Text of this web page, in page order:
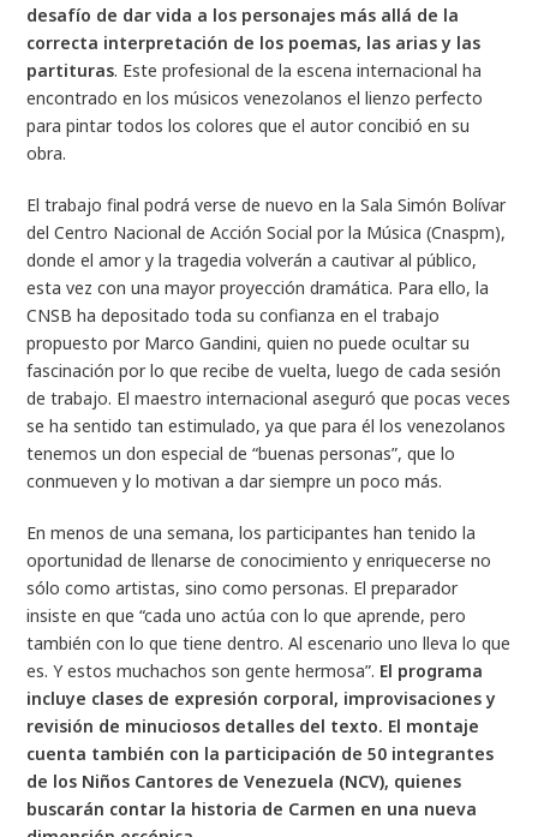
desafío de dar vida a los personajes más allá de la
correcta interpretación de los poemas, las arias y las
partituras. Este profesional de la escena internacional ha
encontrado en los músicos venezolanos el lienzo perfecto
para pintar todos los colores que el autor concibió en su
obra.
El trabajo final podrá verse de nuevo en la Sala Simón Bolívar
del Centro Nacional de Acción Social por la Música (Cnaspm),
donde el amor y la tragedia volverán a cautivar al público,
esta vez con una mayor proyección dramática. Para ello, la
CNSB ha depositado toda su confianza en el trabajo
propuesto por Marco Gandini, quien no puede ocultar su
fascinación por lo que recibe de vuelta, luego de cada sesión
de trabajo. El maestro internacional aseguró que pocas veces
se ha sentido tan estimulado, ya que para él los venezolanos
tenemos un don especial de “buenas personas”, que lo
conmueven y lo motivan a dar siempre un poco más.
En menos de una semana, los participantes han tenido la
oportunidad de llenarse de conocimiento y enriquecerse no
sólo como artistas, sino como personas. El preparador
insiste en que “cada uno actúa con lo que aprende, pero
también con lo que tiene dentro. Al escenario uno lleva lo que
es. Y estos muchachos son gente hermosa”. El programa
incluye clases de expresión corporal, improvisaciones y
revisión de minuciosos detalles del texto. El montaje
cuenta también con la participación de 50 integrantes
de los Niños Cantores de Venezuela (NCV), quienes
buscarán contar la historia de Carmen en una nueva